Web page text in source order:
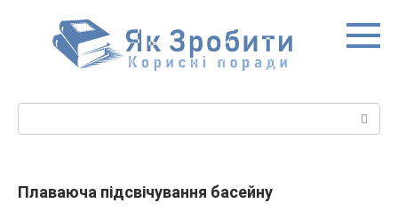
Плаваюча підсвічування басейну